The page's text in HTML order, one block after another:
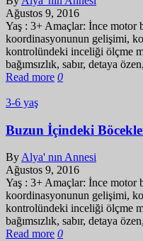
Ağustos 9, 2016
Yaş : 3+ Amaçlar: İnce motor
koordinasyonunun gelişimi,
kontrolündeki inceliği ölçme
bağımsızlık, sabır, detaya
Read more 0
3-6 yaş
Buzun İçindeki
By Alya' nın Annesi
Ağustos 9, 2016
Yaş : 3+ Amaçlar: İnce motor
koordinasyonunun gelişimi,
kontrolündeki inceliği ölçme
bağımsızlık, sabır, detaya
Read more 0